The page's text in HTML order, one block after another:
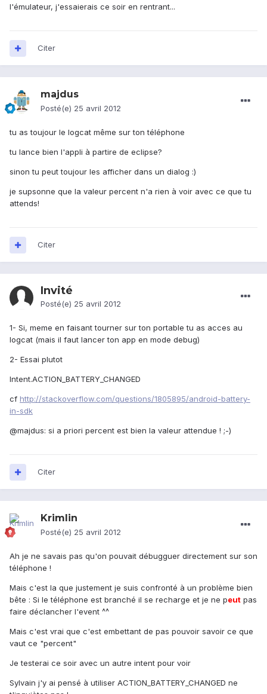
l'émulateur, j'essaierais ce soir en rentrant...
Citer
majdus
Posté(e) 25 avril 2012
tu as toujour le logcat même sur ton téléphone
tu lance bien l'appli à partire de eclipse?
sinon tu peut toujour les afficher dans un dialog :)
je supsonne que la valeur percent n'a rien à voir avec ce que tu
attends!
Citer
Invité
Posté(e) 25 avril 2012
1- Si, meme en faisant tourner sur ton portable tu as acces au
logcat (mais il faut lancer ton app en mode debug)
2- Essai plutot
Intent.ACTION_BATTERY_CHANGED
cf http://stackoverflow.com/questions/1805895/android-battery-
in-sdk
@majdus: si a priori percent est bien la valeur attendue ! ;-)
Citer
Krimlin
Posté(e) 25 avril 2012
Ah je ne savais pas qu'on pouvait débugguer directement sur son
téléphone !
Mais c'est la que justement je suis confronté à un problème bien
bête : Si le téléphone est branché il se recharge et je ne peut pas
faire déclancher l'event ^^
Mais c'est vrai que c'est embettant de pas pouvoir savoir ce que
vaut ce "percent"
Je testerai ce soir avec un autre intent pour voir
Sylvain j'y ai pensé à utiliser ACTION_BATTERY_CHANGED ne